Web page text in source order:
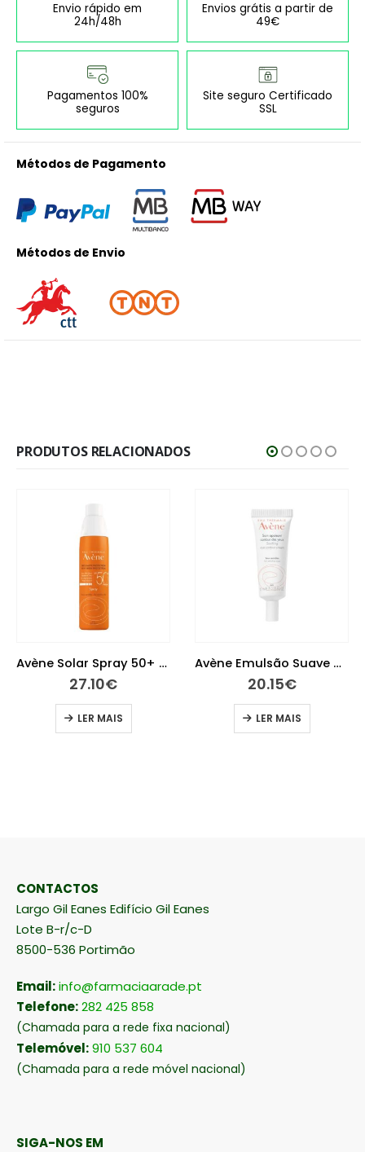
Envio rápido em
24h/48h
Envios grátis a partir de
49€
Pagamentos 100%
seguros
Site seguro Certificado
SSL
Métodos de Pagamento
Métodos de Envio
PRODUTOS RELACIONADOS
Avène Solar Spray 50+ 200 ml
27.10€
LER MAIS
Avène Emulsão Suave Olhos 10 ml
20.15€
LER MAIS
CONTACTOS
Largo Gil Eanes Edifício Gil Eanes
Lote B-r/c-D
8500-536 Portimão
Email:info@farmaciaarade.pt
Telefone:282 425 858
(Chamada para a rede fixa nacional)
Telemóvel:910 537 604
(Chamada para a rede móvel nacional)
SIGA-NOS EM